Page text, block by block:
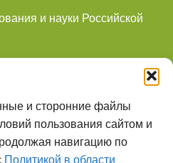
и сторонние файлы
пользования сайтом и
навигацию по
Политикой в области
и науки Российской